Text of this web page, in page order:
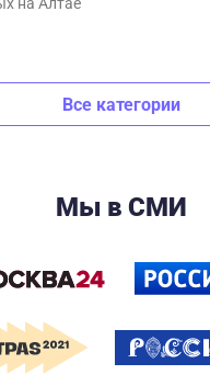
Все категории
Мы в СМИ